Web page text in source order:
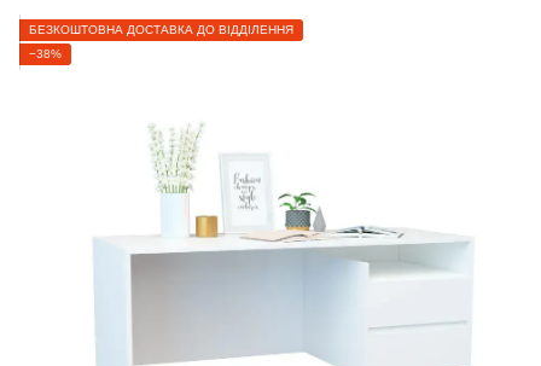
БЕЗКОШТОВНА ДОСТАВКА ДО ВІДДІЛЕННЯ
−38%